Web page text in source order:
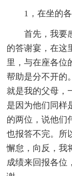
1，在坐的
首先，我要
的答谢宴，在这
里，与在座各位
帮助是分不开的
就是我的父母，
是因为他们同样
的两位，说他们
也报答不完。所
懈怠，向反，我
成绩来回报各位